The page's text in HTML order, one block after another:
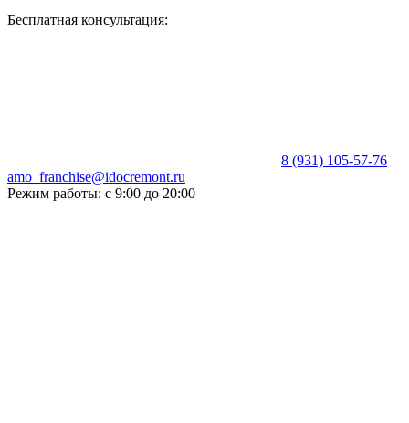
Бесплатная консультация:
8 (931) 105-57-76
amo_franchise@idocremont.ru
Режим работы: с 9:00 до 20:00